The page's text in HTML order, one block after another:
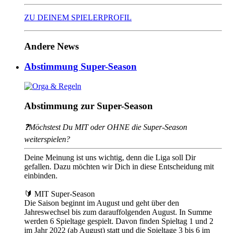
ZU DEINEM SPIELERPROFIL
Andere News
Abstimmung Super-Season
Abstimmung zur Super-Season
❓Möchstest Du MIT oder OHNE die Super-Season
weiterspielen?
Deine Meinung ist uns wichtig, denn die Liga soll Dir
gefallen. Dazu möchten wir Dich in diese Entscheidung mit
einbinden.
🔰 MIT Super-Season
Die Saison beginnt im August und geht über den
Jahreswechsel bis zum darauffolgenden August. In Summe
werden 6 Spieltage gespielt. Davon finden Spieltag 1 und 2
im Jahr 2022 (ab August) statt und die Spieltage 3 bis 6 im